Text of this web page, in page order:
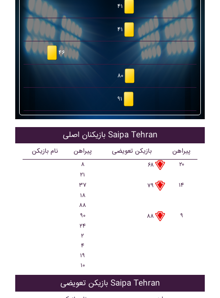
۴۱
۴۱
۴۶
۸۰
۹۱
بازیکنان اصلی Saipa Tehran
نام بازیکن پیراهن بازیکن تعویضی پیراهن
۸ ۶۸
۲۰
۲۱
۳۷
۷۹
۱۴
۱۸
۸۸
۹۰
۸۸
۹
۲۴
۲
۴
۱۹
۱۰
بازیکن تعویضی Saipa Tehran